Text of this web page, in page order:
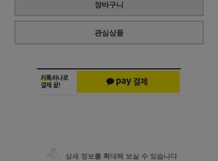
장바구니
관심상품
상세 정보를 확대해 보실 수 있습니다